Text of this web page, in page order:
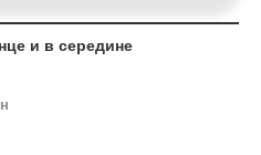
и в середине